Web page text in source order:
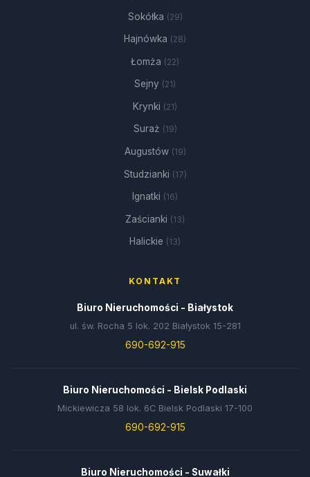
Sokółka (29)
Hajnówka (28)
Łomża (22)
Sejny (21)
Krynki (21)
Suraż (19)
Augustów (19)
Studzianki (17)
Ignatki (16)
Zaścianki (13)
Halickie (13)
KONTAKT
Biuro Nieruchomości - Białystok
ul. św. Rocha 5 lok. 202 Białystok 15-281
690-692-915
Biuro Nieruchomości - Bielsk Podlaski
Mickiewicza 58 lok. 6C Bielsk Podlaski 17-100
690-692-915
Biuro Nieruchomości - Suwałki